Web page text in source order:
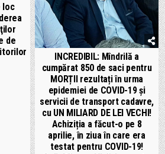
loc
de
INCREDIBIL: Mîndrilă a
cumpărat 850 de saci pentru
MORȚII rezultați în urma
epidemiei de COVID-19 și
servicii de transport cadavre,
cu UN MILIARD DE LEI VECHI!
Achiziția a făcut-o pe 8
aprilie, în ziua în care era
testat pentru COVID-19!